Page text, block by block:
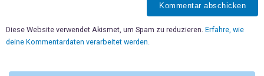
Diese Website verwendet Akismet, um Spam zu reduzieren. Erfahre, wie
deine Kommentardaten verarbeitet werden.